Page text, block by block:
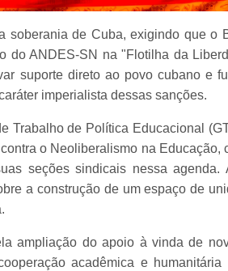
soberania de Cuba, exigindo que o
do ANDES-SN na "Flotilha da
suporte direto ao povo cubano e
imperialista dessas sanções.
Trabalho de Política Educacional
o Neoliberalismo na Educação,
seções sindicais nessa agenda.
a construção de um espaço de
ampliação do apoio à vinda de
acadêmica e humanitária